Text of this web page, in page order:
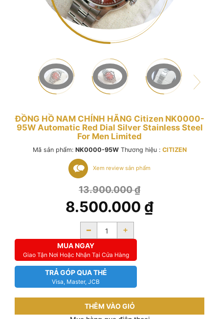
ĐỒNG HỒ NAM CHÍNH HÃNG Citizen NK0000-
95W Automatic Red Dial Silver Stainless Steel
For Men Limited
Mã sản phẩm: NK0000-95W Thương hiệu : CITIZEN
Xem review sản phẩm
13.900.000₫
8.500.000 ₫
- +
MUA NGAY
Giao Tận Nơi Hoặc Nhận Tại Cửa Hàng
TRẢ GÓP QUA THẺ
Visa, Master, JCB
THÊM VÀO GIỎ